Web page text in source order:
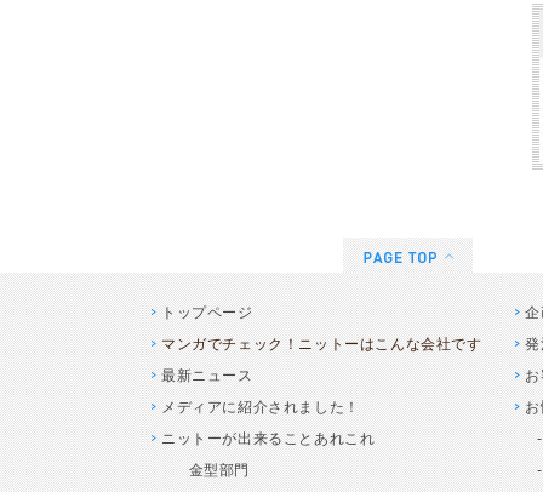
トップページ
マンガでチェック！ニットーはこんな会社です
最新ニュース
メディアに紹介されました！
ニットーが出来ることあれこれ
金型部門
企
発
お
お